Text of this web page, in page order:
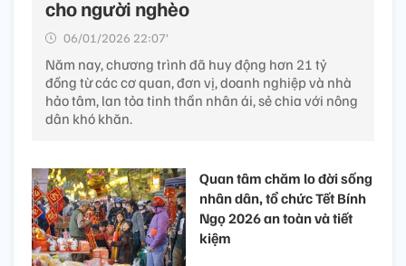
cho người nghèo
06/01/2026 22:07’
Năm nay, chương trình đã huy động hơn 21 tỷ
đồng từ các cơ quan, đơn vị, doanh nghiệp và nhà
hảo tâm, lan tỏa tinh thần nhân ái, sẻ chia với nông
dân khó khăn.
Quan tâm chăm lo đời sống
nhân dân, tổ chức Tết Bính
Ngọ 2026 an toàn và tiết
kiệm